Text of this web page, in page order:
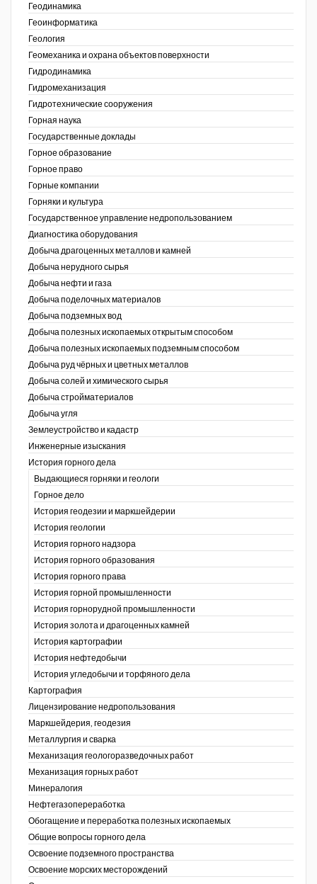
Геодинамика
Геоинформатика
Геология
Геомеханика и охрана объектов поверхности
Гидродинамика
Гидромеханизация
Гидротехнические сооружения
Горная наука
Государственные доклады
Горное образование
Горное право
Горные компании
Горняки и культура
Государственное управление недропользованием
Диагностика оборудования
Добыча драгоценных металлов и камней
Добыча нерудного сырья
Добыча нефти и газа
Добыча поделочных материалов
Добыча подземных вод
Добыча полезных ископаемых открытым способом
Добыча полезных ископаемых подземным способом
Добыча руд чёрных и цветных металлов
Добыча солей и химического сырья
Добыча стройматериалов
Добыча угля
Землеустройство и кадастр
Инженерные изыскания
История горного дела
Выдающиеся горняки и геологи
Горное дело
История геодезии и маркшейдерии
История геологии
История горного надзора
История горного образования
История горного права
История горной промышленности
История горнорудной промышленности
История золота и драгоценных камней
История картографии
История нефтедобычи
История угледобычи и торфяного дела
Картография
Лицензирование недропользования
Маркшейдерия, геодезия
Металлургия и сварка
Механизация геологоразведочных работ
Механизация горных работ
Минералогия
Нефтегазопереработка
Обогащение и переработка полезных ископаемых
Общие вопросы горного дела
Освоение подземного пространства
Освоение морских месторождений
Нефтегазовая вертикаль
Разведка и охрана недр
Стандарт качества
Сфера. Нефть и газ
Уголь
Уголь Кузбасса
Химагрегаты
Электроэнергия. Передача и
распределение
Coal People Magazine
PWC